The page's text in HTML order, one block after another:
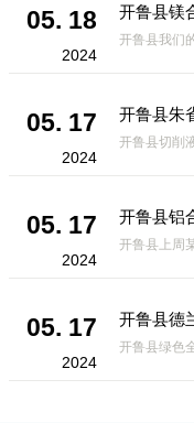
05. 18
2024
开鲁县镁
05. 17
2024
开鲁县朱
05. 17
2024
05. 17
2024